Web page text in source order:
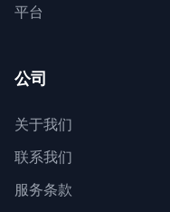
平台
公司
关于我们
联系我们
服务条款